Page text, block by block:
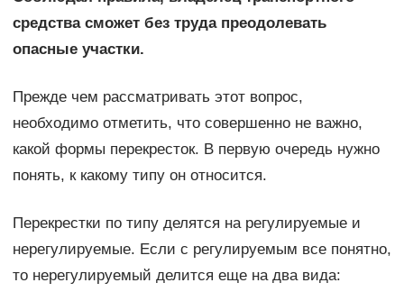
средства сможет без труда преодолевать
опасные участки.
Прежде чем рассматривать этот вопрос,
необходимо отметить, что совершенно не важно,
какой формы перекресток. В первую очередь нужно
понять, к какому типу он относится.
Перекрестки по типу делятся на регулируемые и
нерегулируемые. Если с регулируемым все понятно,
то нерегулируемый делится еще на два вида: